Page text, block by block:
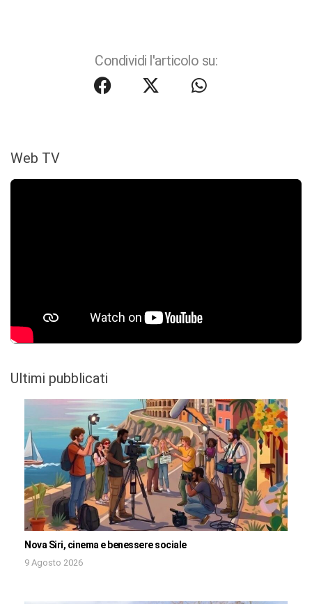
Condividi l'articolo su:
Web TV
Ultimi pubblicati
Nova Siri, cinema e benessere sociale
9 Agosto 2026